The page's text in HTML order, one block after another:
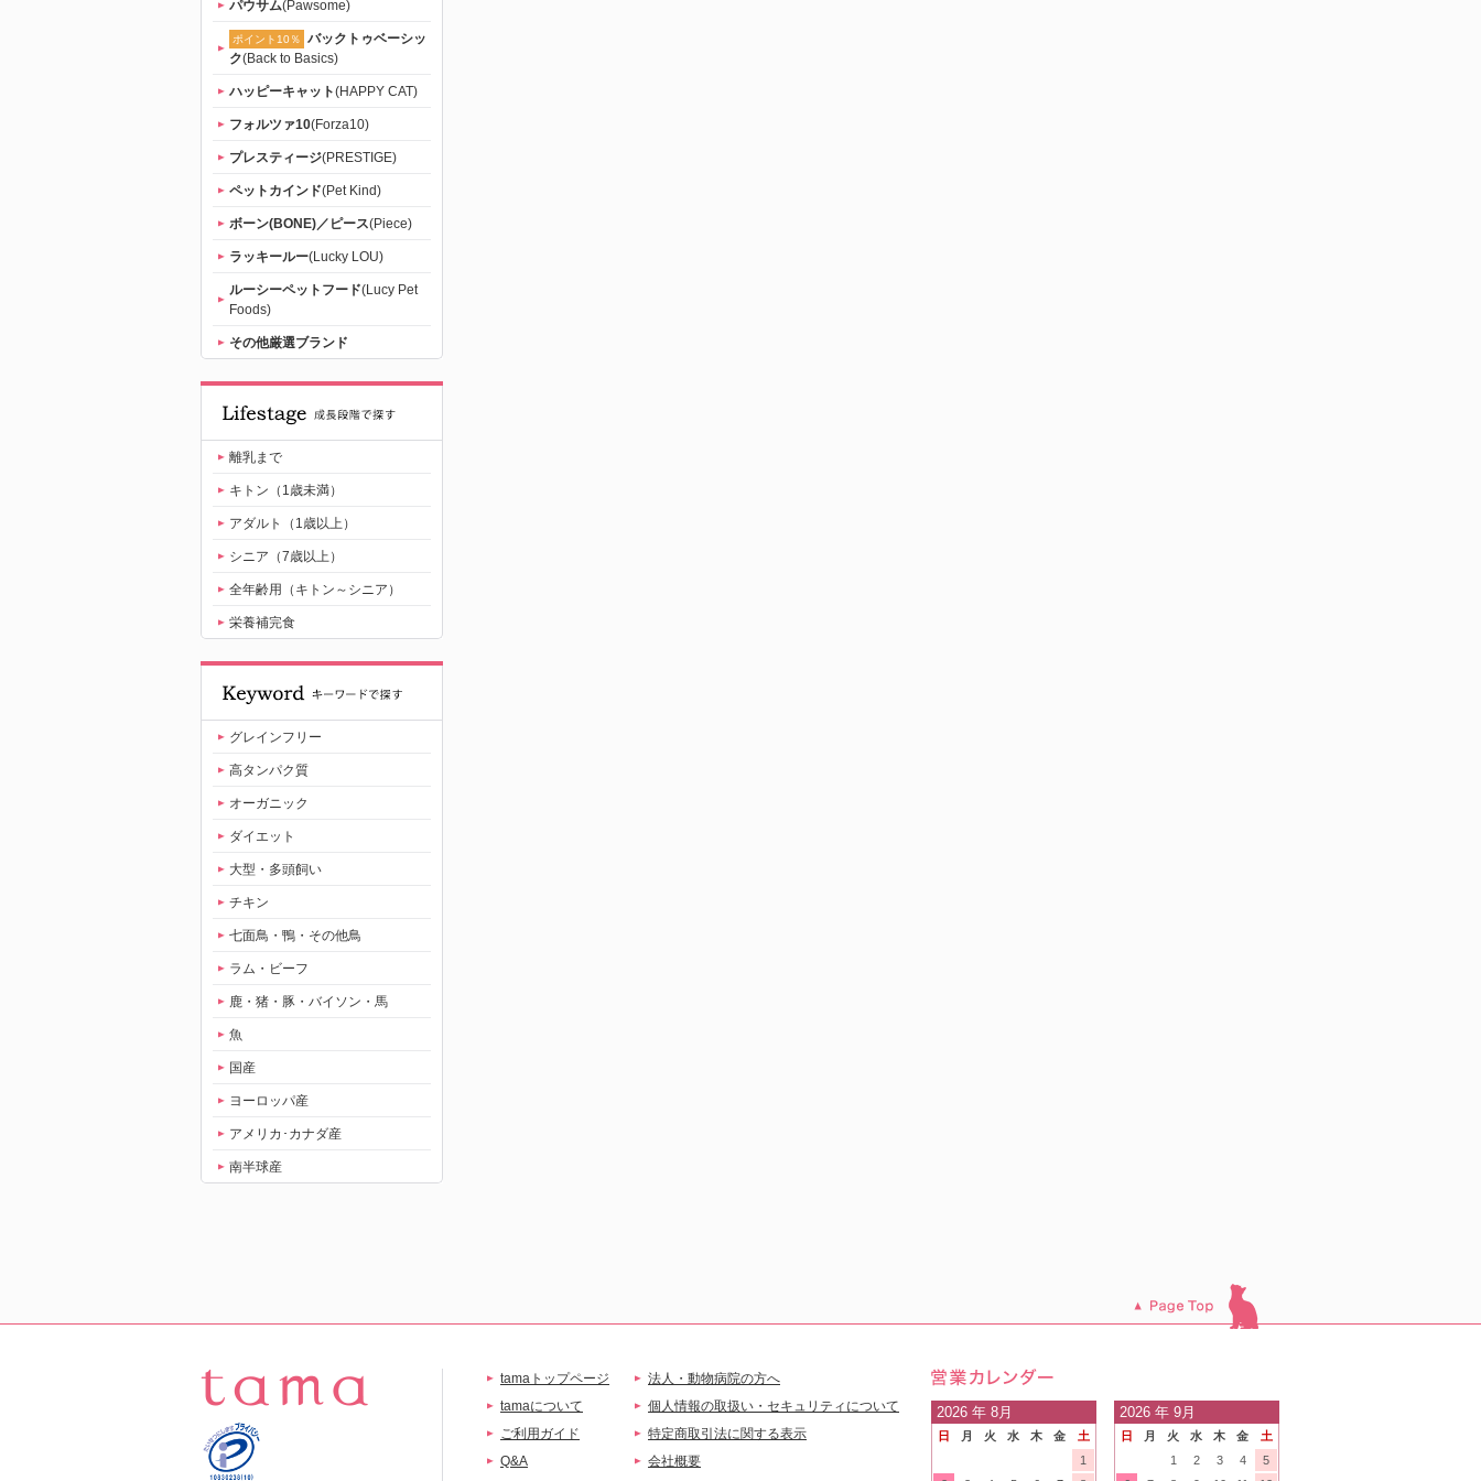
パウサム(Pawsome)
ポイント10％
バックトゥベーシッ
ク(Back to Basics)
ハッピーキャット(HAPPY CAT)
フォルツァ10(Forza10)
プレスティージ(PRESTIGE)
ペットカインド(Pet Kind)
ボーン(BONE)／ピース(Piece)
ラッキールー(Lucky LOU)
ルーシーペットフード(Lucy Pet
Foods)
その他厳選ブランド
離乳まで
キトン（1歳未満）
アダルト（1歳以上）
シニア（7歳以上）
全年齢用（キトン～シニア）
栄養補完食
グレインフリー
高タンパク質
オーガニック
ダイエット
大型・多頭飼い
チキン
七面鳥・鴨・その他鳥
ラム・ビーフ
鹿・猪・豚・バイソン・馬
魚
国産
ヨーロッパ産
アメリカ･カナダ産
南半球産
tamaトップページ
tamaについて
ご利用ガイド
Q&A
法人・動物病院の方へ
個人情報の取扱い・セキュリティについて
特定商取引法に関する表示
会社概要
営業日の
ご案内
2026 年 8月
日 月 火 水 木 金
土
1
2026 年 9月
日 月 火 水 木 金
土
1
2 3 4
5